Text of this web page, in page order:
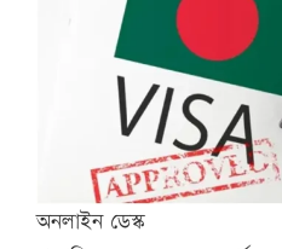
অনলাইন ডেস্ক